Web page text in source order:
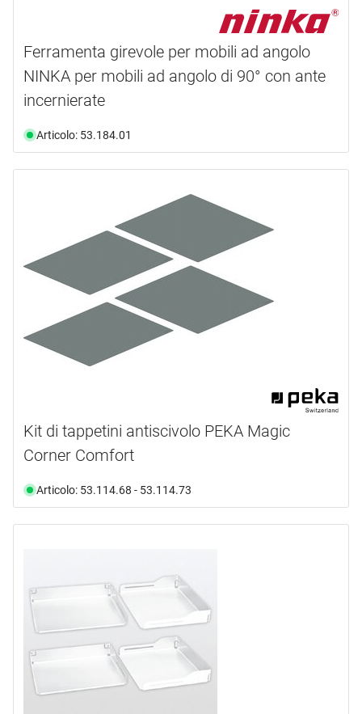
Ferramenta girevole per mobili ad angolo
NINKA per mobili ad angolo di 90° con ante
incernierate
Articolo: 53.184.01
Kit di tappetini antiscivolo PEKA Magic
Corner Comfort
Articolo: 53.114.68 - 53.114.73